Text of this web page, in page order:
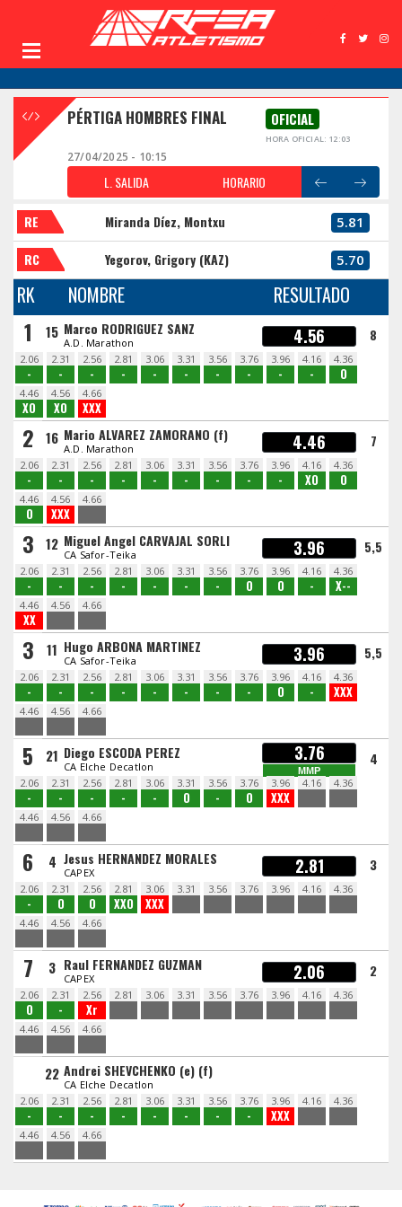
PÉRTIGA HOMBRES FINAL OFICIAL
HORA OFICIAL: 12:03
27/04/2025 - 10:15
L. SALIDA HORARIO
RE Miranda Díez, Montxu 5.81
RC Yegorov, Grigory (KAZ) 5.70
RK NOMBRE RESULTADO
1 15 Marco RODRIGUEZ SANZ
A.D. Marathon 4.56 8
2.06
-
2.31
-
2.56
-
2.81
-
3.06
-
3.31
-
3.56
-
3.76
-
3.96
-
4.16
-
4.36
O
4.46
XO
4.56
XO
4.66
XXX
2 16 Mario ALVAREZ ZAMORANO (f)
A.D. Marathon 4.46 7
2.06
-
2.31
-
2.56
-
2.81
-
3.06
-
3.31
-
3.56
-
3.76
-
3.96
-
4.16
XO
4.36
O
4.46
O
4.56
XXX
4.66
3 12 Miguel Angel CARVAJAL SORLI
CA Safor-Teika 3.96 5,5
2.06
-
2.31
-
2.56
-
2.81
-
3.06
-
3.31
-
3.56
-
3.76
O
3.96
O
4.16
-
4.36
X--
4.46
XX
4.56 4.66
3 11 Hugo ARBONA MARTINEZ
CA Safor-Teika 3.96 5,5
2.06
-
2.31
-
2.56
-
2.81
-
3.06
-
3.31
-
3.56
-
3.76
-
3.96
O
4.16
-
4.36
XXX
4.46 4.56 4.66
5 21 Diego ESCODA PEREZ
CA Elche Decatlon
3.76
MMP
4
2.06
-
2.31
-
2.56
-
2.81
-
3.06
-
3.31
O
3.56
-
3.76
O
3.96
XXX
4.16 4.36
4.46 4.56 4.66
6 4 Jesus HERNANDEZ MORALES
CAPEX 2.81 3
2.06
-
2.31
O
2.56
O
2.81
XXO
3.06
XXX
3.31 3.56 3.76 3.96 4.16 4.36
4.46 4.56 4.66
7 3 Raul FERNANDEZ GUZMAN
CAPEX 2.06 2
2.06
O
2.31
-
2.56
Xr
2.81 3.06 3.31 3.56 3.76 3.96 4.16 4.36
4.46 4.56 4.66
22 Andrei SHEVCHENKO (e) (f)
CA Elche Decatlon
2.06
-
2.31
-
2.56
-
2.81
-
3.06
-
3.31
-
3.56
-
3.76
-
3.96
XXX
4.16 4.36
4.46 4.56 4.66